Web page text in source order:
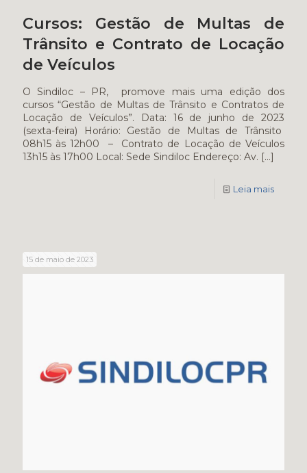
Cursos: Gestão de Multas de
Trânsito e Contrato de Locação
de Veículos
O Sindiloc – PR, promove mais uma edição dos
cursos “Gestão de Multas de Trânsito e Contratos de
Locação de Veículos”. Data: 16 de junho de 2023
(sexta-feira) Horário: Gestão de Multas de Trânsito
08h15 às 12h00 – Contrato de Locação de Veículos
13h15 às 17h00 Local: Sede Sindiloc Endereço: Av. […]
Leia mais
15 de maio de 2023